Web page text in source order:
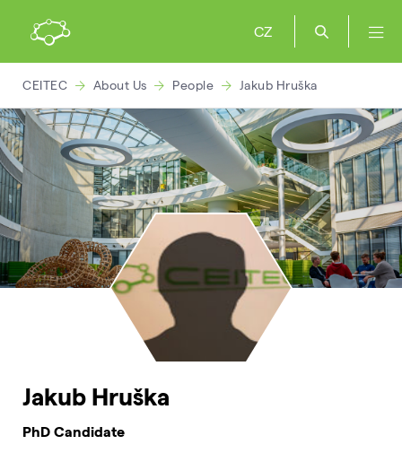
CZ
CEITEC About Us People Jakub Hruška
Jakub Hruška
PhD Candidate